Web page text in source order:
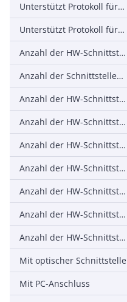
Unterstützt Protokoll für SafetyBUS p
Unterstützt Protokoll für sonstige Bussysteme
Anzahl der HW-Schnittstellen Industrial Ethernet
Anzahl der Schnittstellen PROFINET
Anzahl der HW-Schnittstellen seriell RS-232
Anzahl der HW-Schnittstellen seriell RS-422
Anzahl der HW-Schnittstellen seriell RS-485
Anzahl der HW-Schnittstellen seriell TTY
Anzahl der HW-Schnittstellen USB
Anzahl der HW-Schnittstellen parallel
Anzahl der HW-Schnittstellen sonstige
Mit optischer Schnittstelle
Mit PC-Anschluss